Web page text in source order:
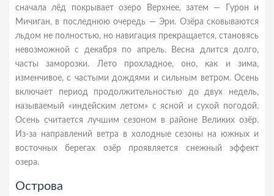
сначала лёд покрывает озеро Верхнее, затем — Гурон и
Мичиган, в последнюю очередь — Эри. Озёра сковываются
льдом не полностью, но навигация прекращается, становясь
невозможной с декабря по апрель. Весна длится долго,
часты заморозки. Лето прохладное, оно, как и зима,
изменчивое, с частыми дождями и сильным ветром. Осень
включает период продолжительностью до двух недель,
называемый «индейским летом» с ясной и сухой погодой.
Осень считается лучшим сезоном в районе Великих озёр.
Из-за направлений ветра в холодные сезоны на южных и
восточных берегах озёр проявляется снежный эффект
озера.
Острова